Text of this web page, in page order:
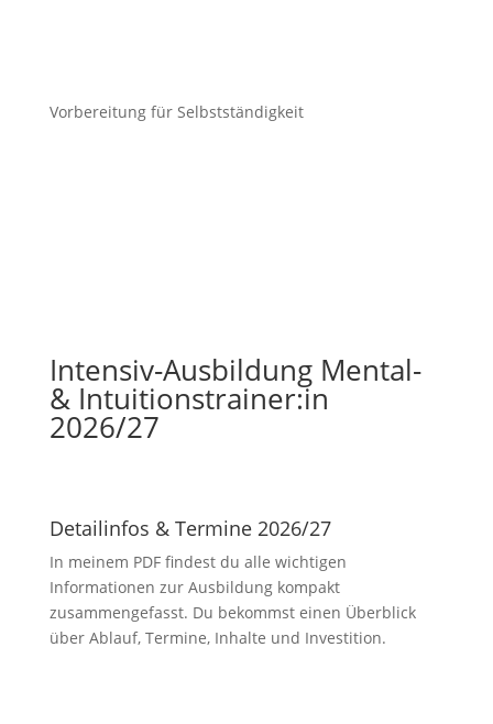
Vorbereitung für Selbstständigkeit
Intensiv-Ausbildung Mental-
& Intuitionstrainer:in
2026/27
Detailinfos & Termine 2026/27
In meinem PDF findest du alle wichtigen
Informationen zur Ausbildung kompakt
zusammengefasst. Du bekommst einen Überblick
über Ablauf, Termine, Inhalte und Investition.